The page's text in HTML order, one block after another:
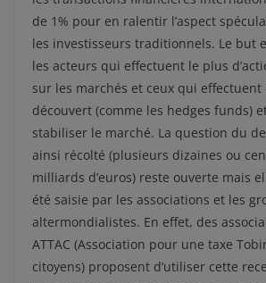
de 1% pour en ralentir l’aspect
les investisseurs traditionnels. Le but
les acteurs qui effectuent le plus
sur les marchés et ceux qui effectuent
découvert (comme les hedges funds)
stabiliser le marché. La question du
ainsi récolté (plusieurs dizaines ou
milliards d’euros) reste ouverte mais
été saisie par les associations et les
altermondialistes. En effet, des
ATTAC (Association pour une taxe
citoyens) proposent d’utiliser cette